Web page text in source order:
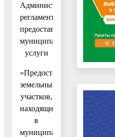
Административного
регламента
предоставления
муниципальной
услуги
«Предоставление
земельных
участков,
находящихся
в
муниципальной